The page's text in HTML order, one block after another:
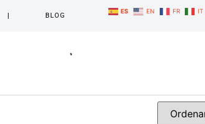
BLOG
ES EN FR IT